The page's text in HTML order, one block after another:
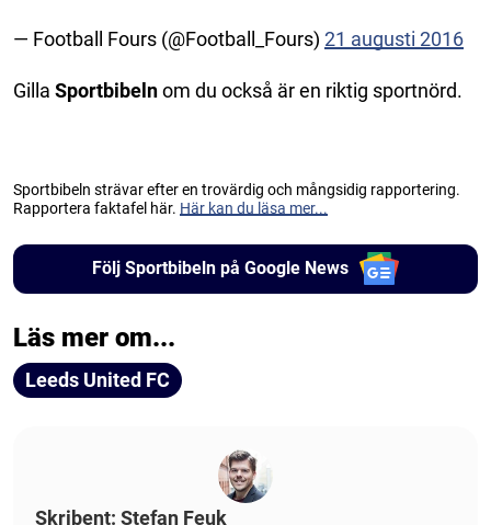
— Football Fours (@Football_Fours) 21 augusti 2016
Gilla Sportbibelnom du också är en riktig sportnörd.
Sportbibeln strävar efter en trovärdig och mångsidig rapportering.
Rapportera faktafel här. Här kan du läsa mer...
Följ Sportbibeln på Google News
Läs mer om...
Leeds United FC
Skribent: Stefan Feuk